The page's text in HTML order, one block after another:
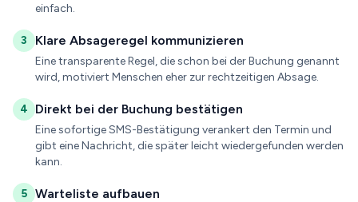
einfach.
3 Klare Absageregel kommunizieren
Eine transparente Regel, die schon bei der Buchung genannt
wird, motiviert Menschen eher zur rechtzeitigen Absage.
4 Direkt bei der Buchung bestätigen
Eine sofortige SMS-Bestätigung verankert den Termin und
gibt eine Nachricht, die später leicht wiedergefunden werden
kann.
5 Warteliste aufbauen